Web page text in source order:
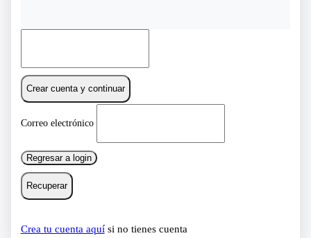
Crear cuenta y continuar
Correo electrónico
Regresar a login
Recuperar
Crea tu cuenta aquísi no tienes cuenta